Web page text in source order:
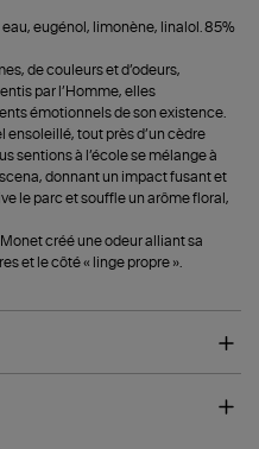
eugénol, limonène, linalol. 85%
de couleurs et d’odeurs,
par l’Homme, elles
émotionnels de son existence.
ensoleillé, tout près d’un cèdre
sentions à l’école se mélange à
donnant un impact fusant et
le parc et souffle un arôme floral,
créé une odeur alliant sa
et le côté « linge propre ».